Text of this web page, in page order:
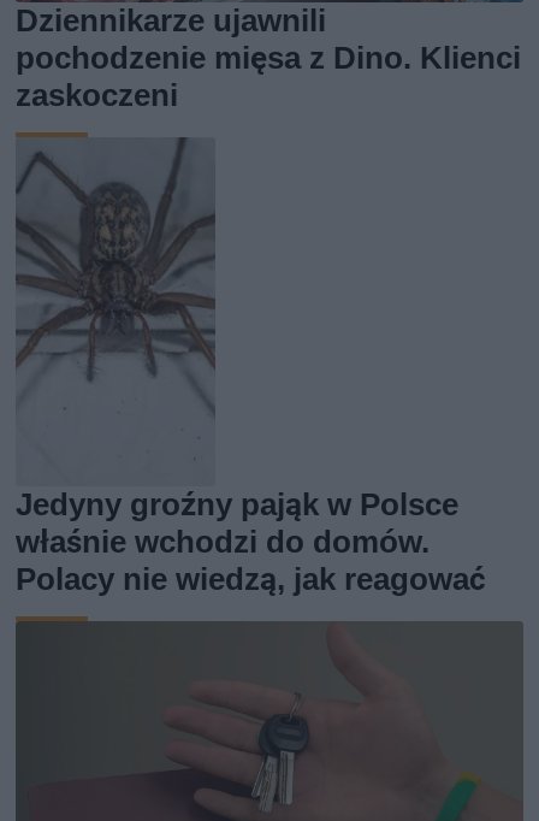
Dziennikarze ujawnili
pochodzenie mięsa z Dino. Klienci
zaskoczeni
Jedyny groźny pająk w Polsce
właśnie wchodzi do domów.
Polacy nie wiedzą, jak reagować